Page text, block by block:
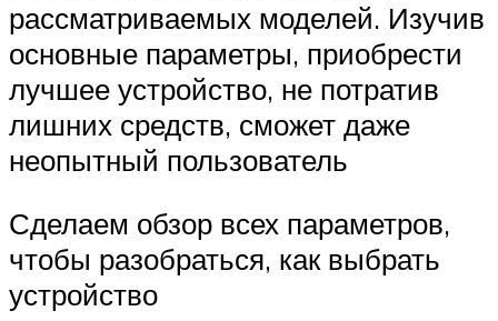
рассматриваемых моделей. Изучив
основные параметры, приобрести
лучшее устройство, не потратив
лишних средств, сможет даже
неопытный пользователь
Сделаем обзор всех параметров,
чтобы разобраться, как выбрать
устройство